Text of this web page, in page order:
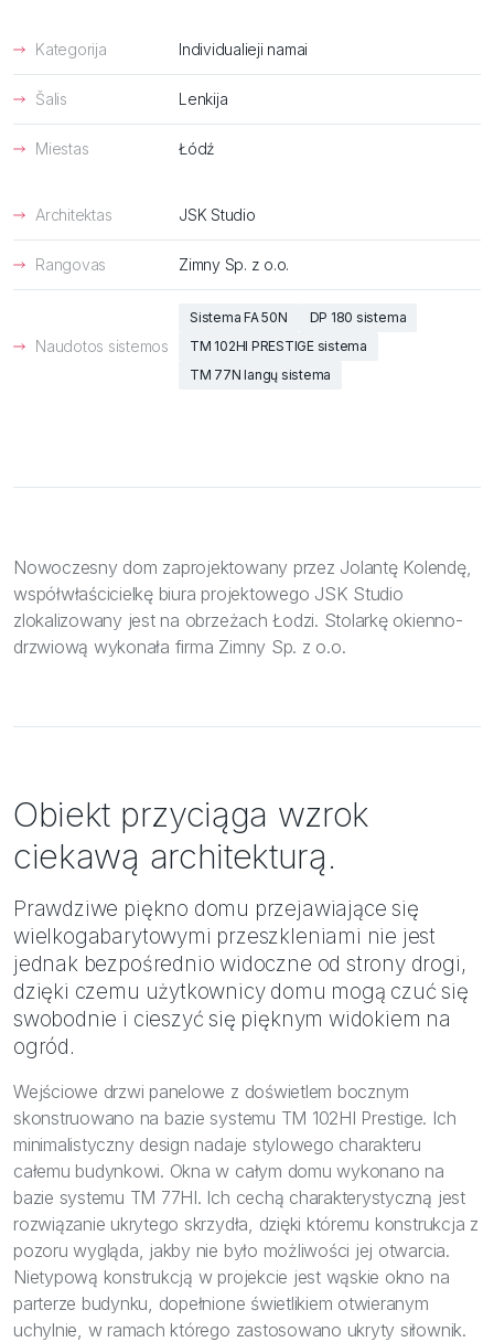
Įkvėpimai
Kategorija Individualieji namai
Šalis Lenkija
Miestas Łódź
Architektas JSK Studio
Rangovas Zimny Sp. z o.o.
Naudotos sistemos
Sistema FA 50N
DP 180 sistema
TM 102HI PRESTIGE sistema
TM 77N langų sistema
Nowoczesny dom zaprojektowany przez Jolantę Kolendę,
współwłaścicielkę biura projektowego JSK Studio
zlokalizowany jest na obrzeżach Łodzi. Stolarkę okienno-
drzwiową wykonała firma Zimny Sp. z o.o.
Obiekt przyciąga wzrok
ciekawą architekturą.
Prawdziwe piękno domu przejawiające się
wielkogabarytowymi przeszkleniami nie jest
jednak bezpośrednio widoczne od strony drogi,
dzięki czemu użytkownicy domu mogą czuć się
swobodnie i cieszyć się pięknym widokiem na
ogród.
Wejściowe drzwi panelowe z doświetlem bocznym
skonstruowano na bazie systemu TM 102HI Prestige. Ich
minimalistyczny design nadaje stylowego charakteru
całemu budynkowi. Okna w całym domu wykonano na
bazie systemu TM 77HI. Ich cechą charakterystyczną jest
rozwiązanie ukrytego skrzydła, dzięki któremu konstrukcja z
pozoru wygląda, jakby nie było możliwości jej otwarcia.
Nietypową konstrukcją w projekcie jest wąskie okno na
parterze budynku, dopełnione świetlikiem otwieranym
uchylnie, w ramach którego zastosowano ukryty siłownik.